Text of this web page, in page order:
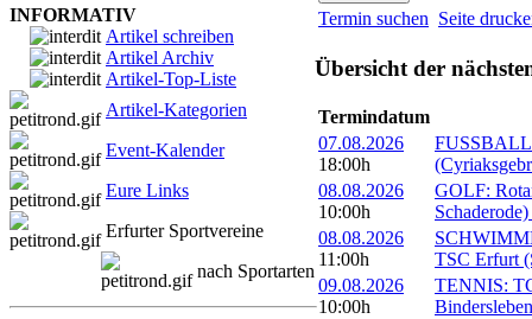
INFORMATIV
Artikel schreiben
Artikel Archiv
Artikel-Top-Liste
Artikel-Kategorien
Event-Kalender
Eure Links
Erfurter Sportvereine
nach Sportarten
Termin suchen Seite
Übersicht der
Termindatum
07.08.2026
18:00h
08.08.2026
10:00h
GOLF:
08.08.2026
11:00h
TSC Erfurt
09.08.2026
10:00h
TENNIS: